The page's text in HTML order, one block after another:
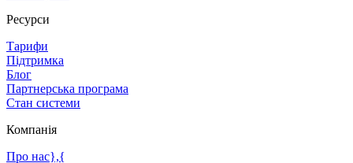
Ресурси
Тарифи
Підтримка
Блог
Партнерська програма
Стан системи
Компанія
Про нас},{